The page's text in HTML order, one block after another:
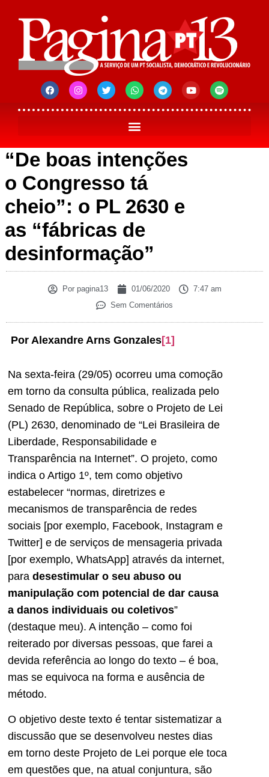
“De boas intenções
o Congresso tá
cheio”: o PL 2630 e
as “fábricas de
desinformação”
Porpagina13 01/06/2020
7:47 am
Sem Comentários
Por Alexandre Arns Gonzales[1]
Na sexta-feira (29/05) ocorreu uma comoção
em torno da consulta pública, realizada pelo
Senado de República, sobre o Projeto de Lei
(PL) 2630, denominado de “Lei Brasileira de
Liberdade, Responsabilidade e
Transparência na Internet”. O projeto, como
indica o Artigo 1º, tem como objetivo
estabelecer “normas, diretrizes e
mecanismos de transparência de redes
sociais [por exemplo, Facebook, Instagram e
Twitter] e de serviços de mensageria privada
[por exemplo, WhatsApp] através da internet,
para desestimular o seu abuso ou
manipulação com potencial de dar causa
a danos individuais ou coletivos”
(destaque meu). A intenção – como foi
reiterado por diversas pessoas, que farei a
devida referência ao longo do texto – é boa,
mas se equivoca na forma e ausência de
método.
O objetivo deste texto é tentar sistematizar a
discussão que se desenvolveu nestes dias
em torno deste Projeto de Lei porque ele toca
em questões que, na atual conjuntura, são